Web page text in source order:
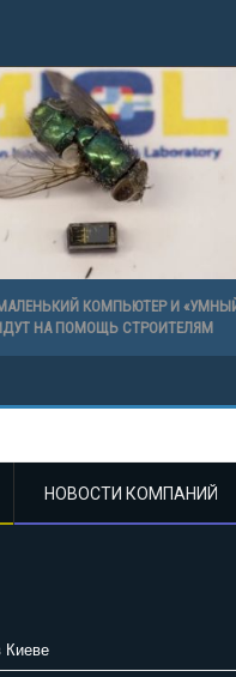
КОМПЬЮТЕР И
НА ПОМОЩЬ СТРОИТЕЛЯМ
НОВОСТИ КОМПАНИЙ
Киеве